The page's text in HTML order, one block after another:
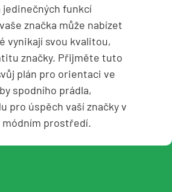
jedinečných funkcí
značka může nabízet
vynikají svou kvalitou,
značky. Přijměte tuto
plán pro orientaci ve
spodního prádla,
pro úspěch vaší značky v
prostředí.